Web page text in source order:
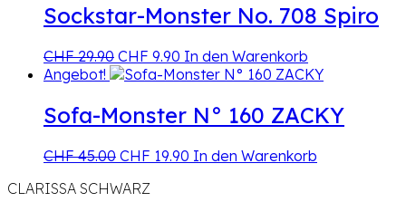
CHF 49.90CHF 19.90.
Sockstar-Monster No. 708 Spiro
CHF29.90 Ursprünglicher
Preis
CHF 29.90
CHF 9.90 Aktueller
Preis
CHF 9.90.
In den Warenkorb
Angebot!
Sofa-Monster N° 160 ZACKY
CHF45.00 Ursprünglicher
war:
CHF 19.90 Aktueller
In den Warenkorb
CLARISSA SCHWARZ